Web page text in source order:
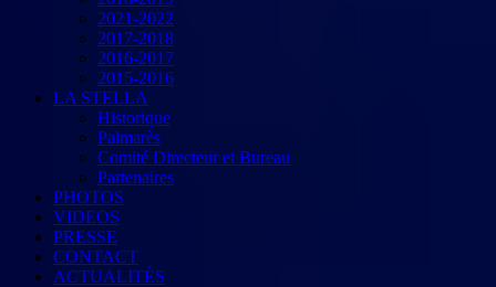
2021-2022
2017-2018
2016-2017
2015-2016
LA STELLA
Historique
Palmarès
Comité Directeur et Bureau
Partenaires
PHOTOS
VIDEOS
PRESSE
CONTACT
ACTUALITÉS